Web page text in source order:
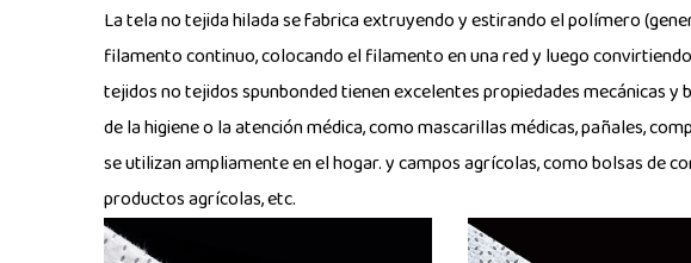
La tela no tejida hilada se fabrica extruyendo y estirando el polímero
filamento continuo, colocando el filamento en una red y luego
tejidos no tejidos spunbonded tienen excelentes propiedades mecánicas y
de la higiene o la atención médica, como mascarillas médicas, pañales,
se utilizan ampliamente en el hogar. y campos agrícolas, como bolsas de
productos agrícolas, etc.